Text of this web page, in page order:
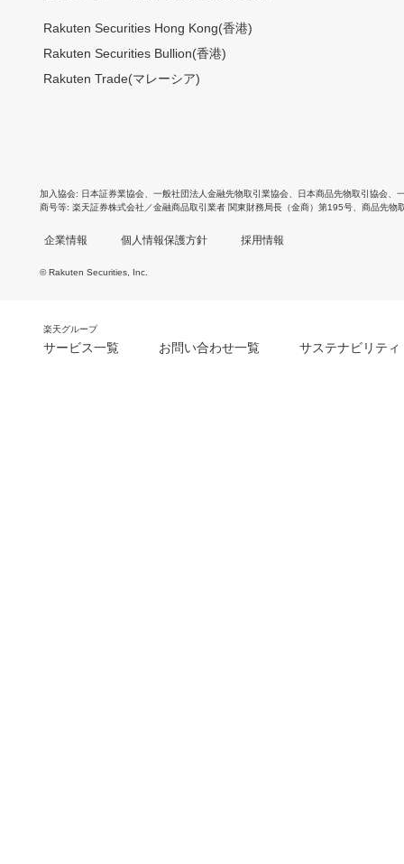
Rakuten Securities Hong Kong(香港)
Rakuten Securities Bullion(香港)
Rakuten Trade(マレーシア)
加入協会 日本証券業協会 一般社団法人金融先物取引業協会 日本商品先物取引協会
商号等 楽天証券株式会社／金融商品取引業者 関東財務局長（金商）第195号、商品先物
企業情報 個人情報保護方針 採用情報
© Rakuten Securities, Inc.
楽天グループ
サービス一覧 お問い合わせ一覧 サステナビリティ